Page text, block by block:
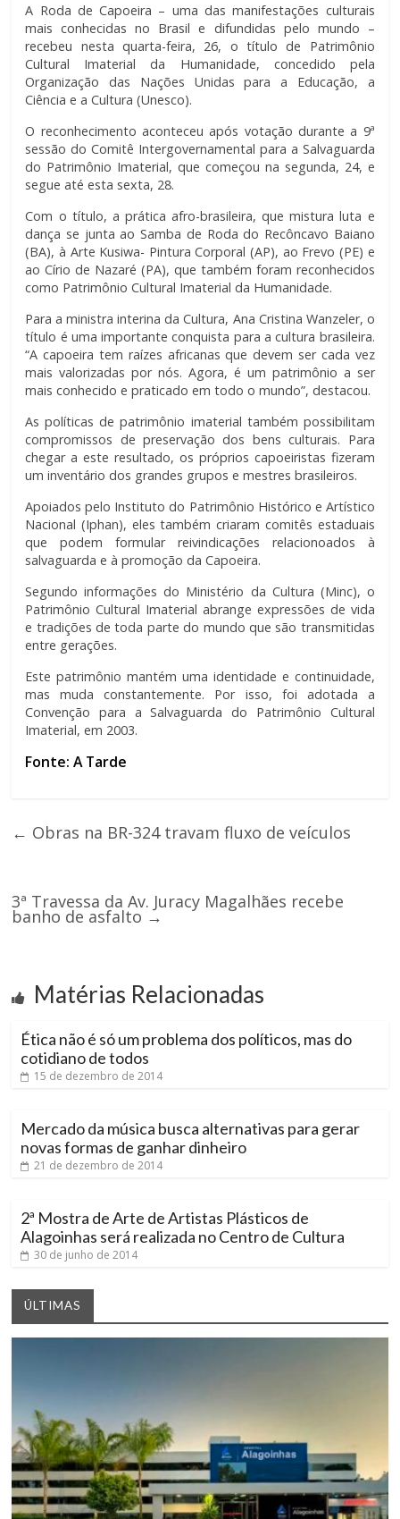
A Roda de Capoeira – uma das manifestações culturais
mais conhecidas no Brasil e difundidas pelo mundo –
recebeu nesta quarta-feira, 26, o título de Patrimônio
Cultural Imaterial da Humanidade, concedido pela
Organização das Nações Unidas para a Educação, a
Ciência e a Cultura (Unesco).
O reconhecimento aconteceu após votação durante a 9ª
sessão do Comitê Intergovernamental para a Salvaguarda
do Patrimônio Imaterial, que começou na segunda, 24, e
segue até esta sexta, 28.
Com o título, a prática afro-brasileira, que mistura luta e
dança se junta ao Samba de Roda do Recôncavo Baiano
(BA), à Arte Kusiwa- Pintura Corporal (AP), ao Frevo (PE) e
ao Círio de Nazaré (PA), que também foram reconhecidos
como Patrimônio Cultural Imaterial da Humanidade.
Para a ministra interina da Cultura, Ana Cristina Wanzeler, o
título é uma importante conquista para a cultura brasileira.
“A capoeira tem raízes africanas que devem ser cada vez
mais valorizadas por nós. Agora, é um patrimônio a ser
mais conhecido e praticado em todo o mundo”, destacou.
As políticas de patrimônio imaterial também possibilitam
compromissos de preservação dos bens culturais. Para
chegar a este resultado, os próprios capoeiristas fizeram
um inventário dos grandes grupos e mestres brasileiros.
Apoiados pelo Instituto do Patrimônio Histórico e Artístico
Nacional (Iphan), eles também criaram comitês estaduais
que podem formular reivindicações relacionoados à
salvaguarda e à promoção da Capoeira.
Segundo informações do Ministério da Cultura (Minc), o
Patrimônio Cultural Imaterial abrange expressões de vida
e tradições de toda parte do mundo que são transmitidas
entre gerações.
Este patrimônio mantém uma identidade e continuidade,
mas muda constantemente. Por isso, foi adotada a
Convenção para a Salvaguarda do Patrimônio Cultural
Imaterial, em 2003.
Fonte: A Tarde
← Obras na BR-324 travam fluxo de veículos
3ª Travessa da Av. Juracy Magalhães recebe
banho de asfalto →
Matérias Relacionadas
Ética não é só um problema dos políticos, mas do
cotidiano de todos
15 de dezembro de 2014
Mercado da música busca alternativas para gerar
novas formas de ganhar dinheiro
21 de dezembro de 2014
2ª Mostra de Arte de Artistas Plásticos de
Alagoinhas será realizada no Centro de Cultura
30 de junho de 2014
ÚLTIMAS